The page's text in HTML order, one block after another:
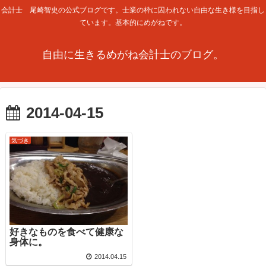
会計士 尾崎智史の公式ブログです。士業の枠に囚われない自由な生き様を目指し
ています。基本的にめがねです。
自由に生きるめがね会計士のブログ。
2014-04-15
気づき
好きなものを食べて健康な
身体に。
2014.04.15